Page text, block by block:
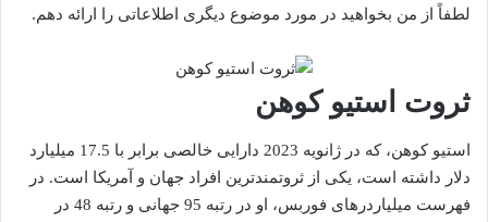
لطفاً از من بخواهید در مورد موضوع دیگری اطلاعاتی را ارائه دهم.
ثروت استیو کوهن
استیو کوهن، که در ژانویه 2023 دارایی خالصی برابر با 17.5 میلیارد
دلار داشته است، یکی از ثروتمندترین افراد جهان و آمریکا است. در
فهرست میلیاردرهای فوربس، او در رتبه 95 جهانی و رتبه 48 در